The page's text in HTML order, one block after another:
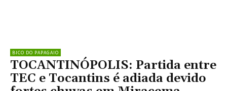
BICO DO PAPAGAIO
TOCANTINÓPOLIS: Partida entre
TEC e Tocantins é adiada devido